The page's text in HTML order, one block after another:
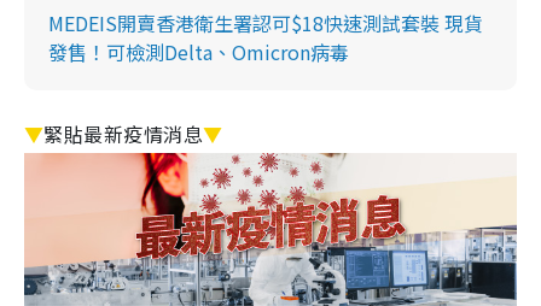
MEDEIS開賣香港衛生署認可$18快速測試套裝 現貨
發售！可檢測Delta、Omicron病毒
▼緊貼最新疫情消息▼